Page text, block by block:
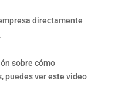
directamente
sobre cómo
puedes ver este video